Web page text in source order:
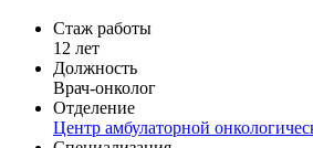
Стаж работы
12 лет
Должность
Врач-онколог
Отделение
Центр амбулаторной